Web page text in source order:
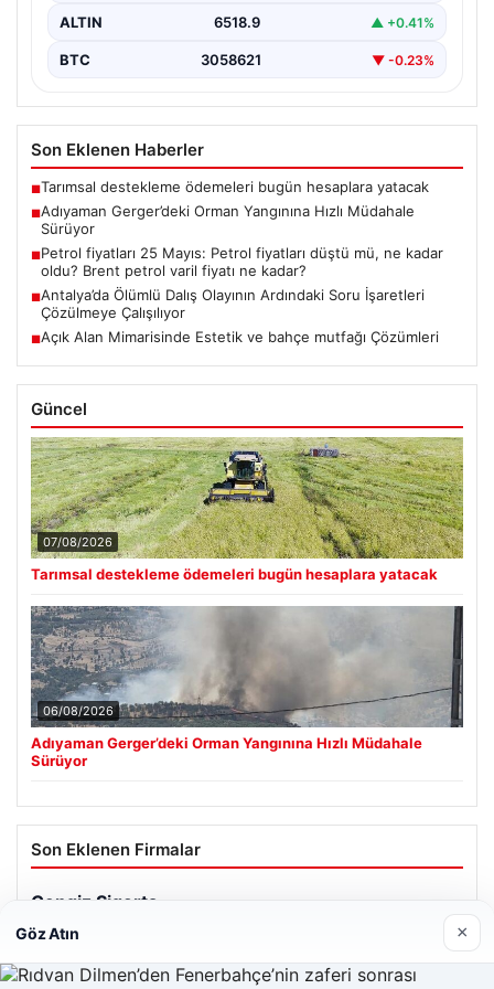
ALTIN 6518.9 ▲ +0.41%
BTC 3058621 ▼ -0.23%
Son Eklenen Haberler
■Tarımsal destekleme ödemeleri bugün hesaplara yatacak
■Adıyaman Gerger’deki Orman Yangınına Hızlı Müdahale
Sürüyor
■Petrol fiyatları 25 Mayıs: Petrol fiyatları düştü mü, ne kadar
oldu? Brent petrol varil fiyatı ne kadar?
■Antalya’da Ölümlü Dalış Olayının Ardındaki Soru İşaretleri
Çözülmeye Çalışılıyor
■Açık Alan Mimarisinde Estetik ve bahçe mutfağı Çözümleri
Güncel
07/08/2026
Tarımsal destekleme ödemeleri bugün hesaplara yatacak
06/08/2026
Adıyaman Gerger’deki Orman Yangınına Hızlı Müdahale
Sürüyor
Son Eklenen Firmalar
Göz Atın ×